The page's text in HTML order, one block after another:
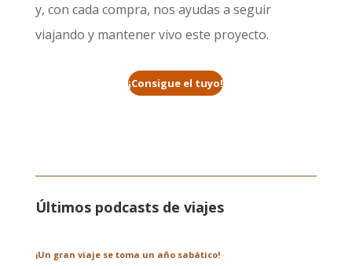
y, con cada compra, nos ayudas a seguir
viajando y mantener vivo este proyecto.
¡Consigue el tuyo!
Últimos podcasts de viajes
¡Un gran viaje se toma un año sabático!